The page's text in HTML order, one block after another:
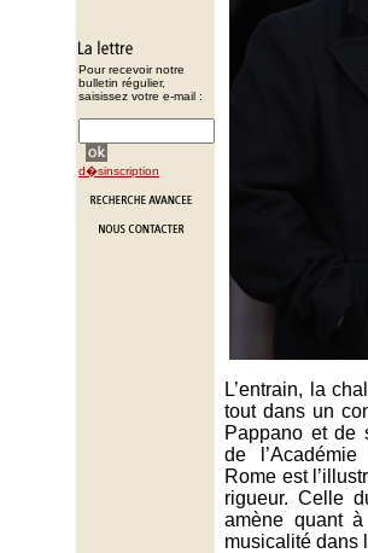
Pour recevoir notre
bulletin régulier,
saisissez votre e-mail :
d�sinscription
L’entrain, la
tout dans un
Pappano et de
de
Rome est
rigueur. Celle
amène quant
musicalité dans